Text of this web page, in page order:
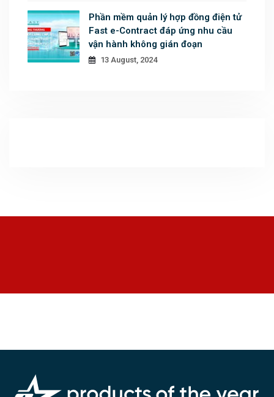
Phần mềm quản lý hợp đồng điện tử
Fast e-Contract đáp ứng nhu cầu
vận hành không gián đoạn
13 August, 2024